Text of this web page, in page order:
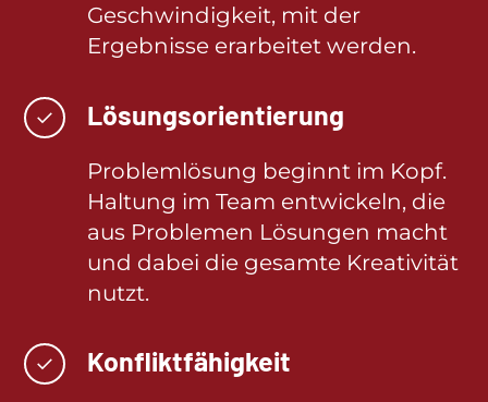
Geschwindigkeit, mit der
Ergebnisse erarbeitet werden.
✓ Lösungsorientierung
Problemlösung beginnt im Kopf.
Haltung im Team entwickeln, die
aus Problemen Lösungen macht
und dabei die gesamte Kreativität
nutzt.
✓ Konfliktfähigkeit